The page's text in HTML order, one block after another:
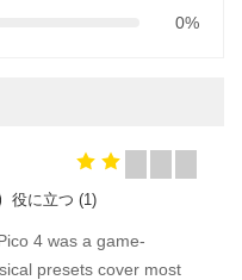
0%
役に立つ (1)
4 was a game-
presets cover most